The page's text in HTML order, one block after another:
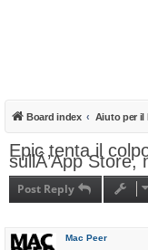
Board index
Epic tenta il
sullÂ’App Store,
Post Reply
Mac Peer